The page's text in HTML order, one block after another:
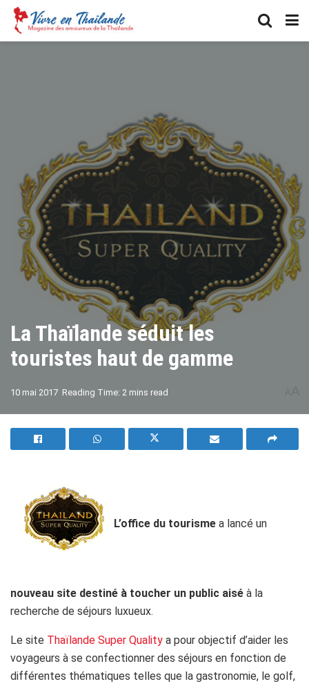
La Thaïlande séduit les
touristes haut de gamme
10 mai 2017 Reading Time: 2 mins read
L’office du tourisme a lancé un
nouveau site destiné à toucher un public aisé à la
recherche de séjours luxueux.
Le site Thaïlande Super Quality a pour objectif d’aider les
voyageurs à se confectionner des séjours en fonction de
différentes thématiques telles que la gastronomie, le golf,